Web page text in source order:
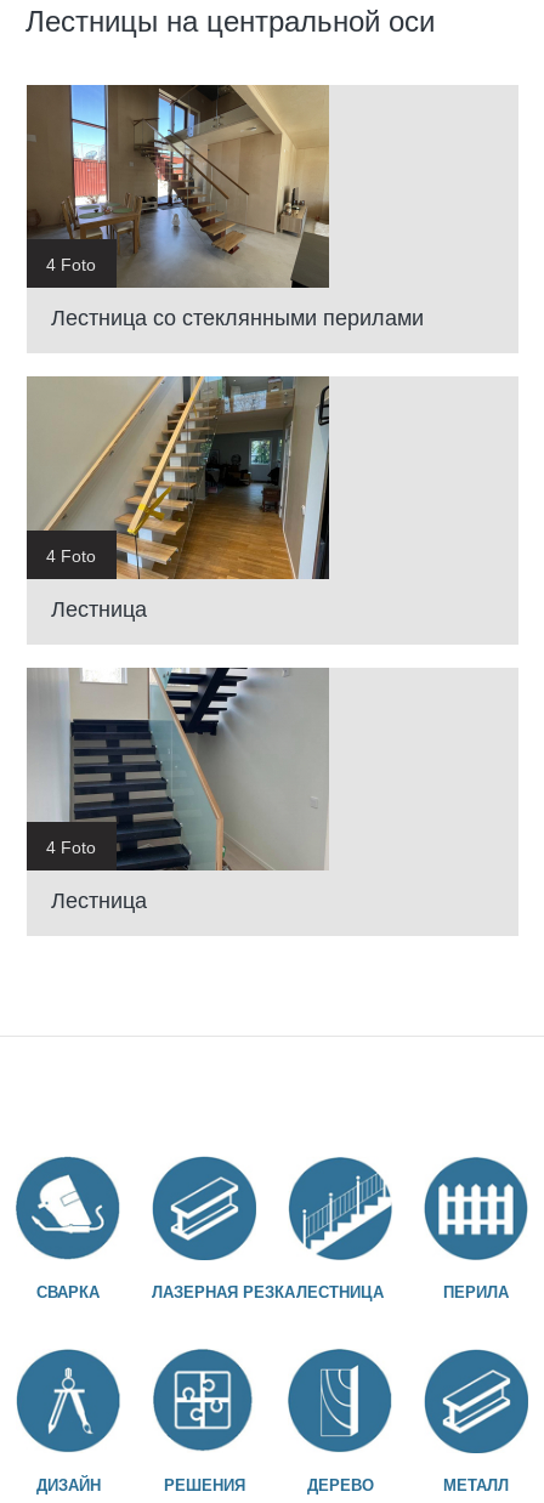
Лестницы на центральной оси
4 Foto
Лестница со стеклянными перилами
4 Foto
Лестница
4 Foto
Лестница
СВАРКА ЛАЗЕРНАЯ РЕЗКАЛЕСТНИЦА ПЕРИЛА
ДИЗАЙН РЕШЕНИЯ ДЕРЕВО МЕТАЛЛ